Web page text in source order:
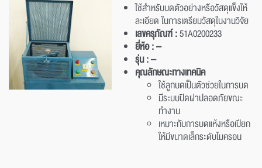
ใช้สำหรับบดตัวอย่างหรือวัสดุแข็งให้
ละเอียด ในการเตรียมวัสดุในงานวิจัย
เลขครุภัณฑ์ :51A0200233
ยี่ห้อ : –
รุ่น : –
คุณลักษณะทางเทคนิค
ใช้ลูกบดเป็นตัวช่วยในการบด
มีระบบปิดฝาปลอดภัยขณะ
ทำงาน
เหมาะกับการบดแห้งหรือเปียก
ให้มีขนาดเล็กระดับไมครอน